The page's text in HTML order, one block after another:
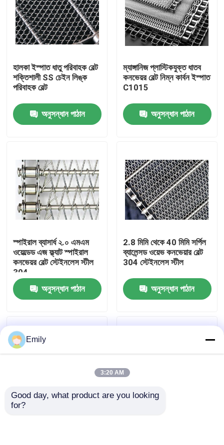
পণ্য
আমাদের সম্বন্ধে
কারখানা পরিদর্শন
গুণমান নিয়ন্ত্রণ
খবর
প্রসারিত ধাতু তারের জাল
হালকা ইস্পাত ধাতু পরিবাহক বেল্ট
শক্তিশালী SS চেইন লিঙ্ক
পরিবাহক বেল্ট
অনুসন্ধান পাঠান
ম্যাঙ্গানিজ প্লাস্টিকযুক্ত ধাতব
কনভেয়র বেল্ট নিম্ন কার্বন ইস্পাত
C1015
অনুসন্ধান পাঠান
স্পাইরাল ব্যাসার্ধ ২.০ এমএম
ওয়েল্ডেড এজ ফ্ল্যাট স্পাইরাল
কনভেয়র বেল্ট স্টেইনলেস স্টীল
304
অনুসন্ধান পাঠান
2.8 মিমি থেকে 40 মিমি সর্পিল
ব্যালেন্সড ওয়েভ কনভেয়ার বেল্ট
304 স্টেইনলেস স্টীল
অনুসন্ধান পাঠান
Emily
3:20 AM
Good day, what product are you looking
for?